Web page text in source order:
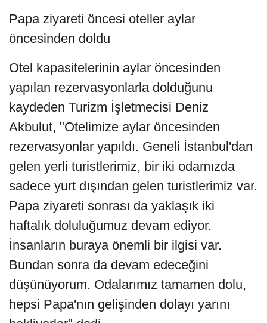
Papa ziyareti öncesi oteller aylar
öncesinden doldu
Otel kapasitelerinin aylar öncesinden
yapılan rezervasyonlarla dolduğunu
kaydeden Turizm İşletmecisi Deniz
Akbulut, "Otelimize aylar öncesinden
rezervasyonlar yapıldı. Geneli İstanbul'dan
gelen yerli turistlerimiz, bir iki odamızda
sadece yurt dışından gelen turistlerimiz var.
Papa ziyareti sonrası da yaklaşık iki
haftalık doluluğumuz devam ediyor.
İnsanların buraya önemli bir ilgisi var.
Bundan sonra da devam edeceğini
düşünüyorum. Odalarımız tamamen dolu,
hepsi Papa'nın gelişinden dolayı yarını